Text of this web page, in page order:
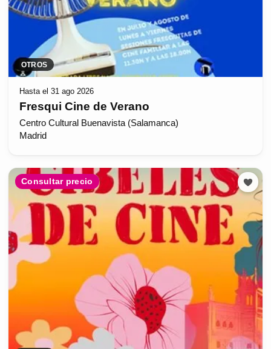
OTROS
Hasta el 31 ago 2026
Fresqui Cine de Verano
Centro Cultural Buenavista (Salamanca)
Madrid
Consultar precio